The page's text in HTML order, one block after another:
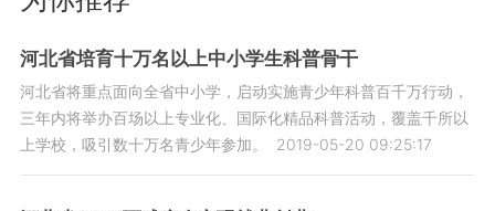
河北省培育十万名以上中小学生科普骨干
河北省将重点面向全省中小学，启动实施青少年科普百千万行动，
三年内将举办百场以上专业化、国际化精品科普活动，覆盖千所以
上学校，吸引数十万名青少年参加。
2019-05-20 09:25:17